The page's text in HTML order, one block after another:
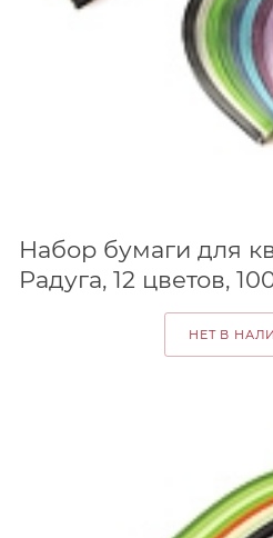
Набор бумаги для
Радуга, 12 цветов,
НЕТ В